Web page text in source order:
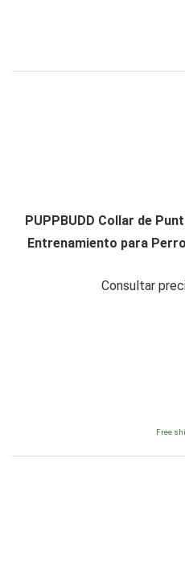
PUPPBUDD Collar de
Entrenamiento para
Consultar
Free